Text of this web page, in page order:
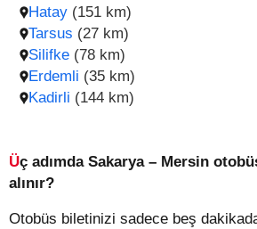
Hatay (151 km)
Tarsus (27 km)
Silifke (78 km)
Erdemli (35 km)
Kadirli (144 km)
Üç adımda Sakarya – Mersin otobüs bileti nasıl
alınır?
Otobüs biletinizi sadece beş